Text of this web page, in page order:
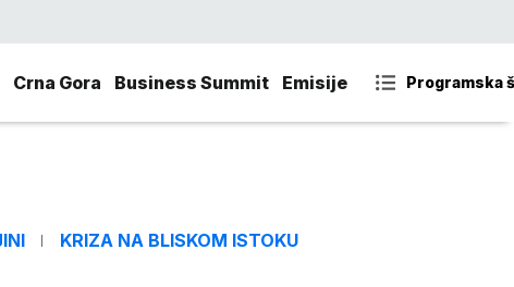
Crna Gora Business Summit Emisije Programska
KRIZA NA BLISKOM ISTOKU